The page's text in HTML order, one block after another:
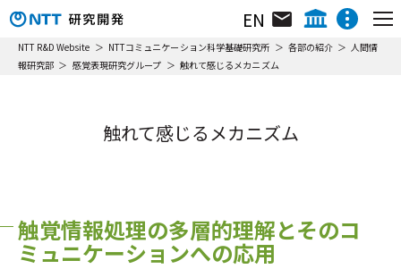
EN
NTT IOWN総合イノベーションセンタ
NTTテクノロジーイノベーションセンタ
NTTコンピューティングテクノロジーセンタ
NTT社会情報研究所
NTTコンピュータ＆データサイエンス研究所
組織･研究員･所在地
リサーチ＆アクティビティ
イベント
研究所について
リサーチ＆アクティビティ
NTT R&D Website NTTコミュニケーション科学基礎研究所 各部の紹介
人間情
報研究部
感覚表現研究グループ 触れて感じるメカニズム
触れて感じるメカニズム
触覚情報処理の多層的理解とそのコ
ミュニケーションへの応用